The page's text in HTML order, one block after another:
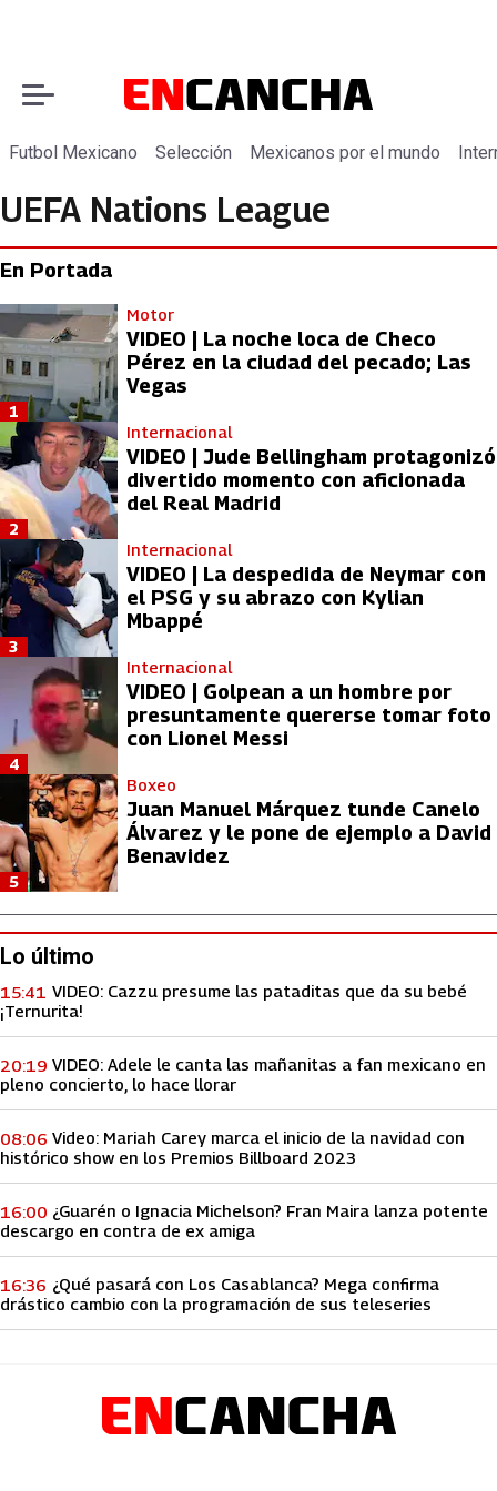
Futbol Mexicano Selección Mexicanos por el mundo
UEFA Nations League
En Portada
Motor
VIDEO | La noche loca de Checo
Pérez en la ciudad del pecado; Las
Vegas
1
Internacional
VIDEO | Jude Bellingham protagonizó
divertido momento con aficionada
del Real Madrid
2
Internacional
VIDEO | La despedida de Neymar con
el PSG y su abrazo con Kylian
Mbappé
3
Internacional
VIDEO | Golpean a un hombre por
presuntamente quererse tomar foto
con Lionel Messi
4
Boxeo
Juan Manuel Márquez tunde Canelo
Álvarez y le pone de ejemplo a David
Benavidez
5
Lo último
VIDEO: Cazzu presume las pataditas que da su bebé
¡Ternurita!
15:41
VIDEO: Adele le canta las mañanitas a fan mexicano en
pleno concierto, lo hace llorar
20:19
Video: Mariah Carey marca el inicio de la navidad con
histórico show en los Premios Billboard 2023
08:06
¿Guarén o Ignacia Michelson? Fran Maira lanza potente
descargo en contra de ex amiga
16:00
¿Qué pasará con Los Casablanca? Mega confirma
drástico cambio con la programación de sus teleseries
16:36